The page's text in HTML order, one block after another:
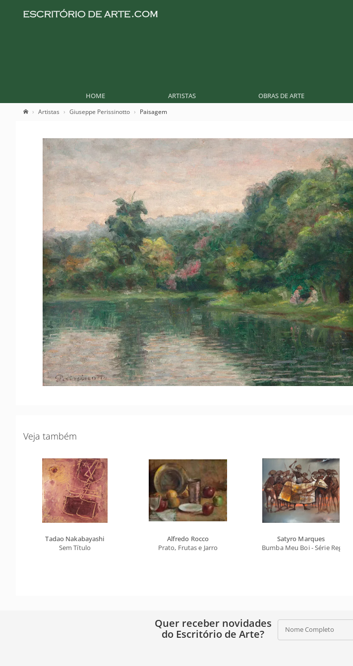
HOME ARTISTAS OBRAS DE ARTE
Artistas Giuseppe Perissinotto Paisagem
Veja também
Tadao Nakabayashi
Sem Título
Alfredo Rocco
Prato, Frutas e Jarro
Satyro Marques
Bumba Meu Boi - Série Regional
Quer receber novidades
do Escritório de Arte?
Nome Completo